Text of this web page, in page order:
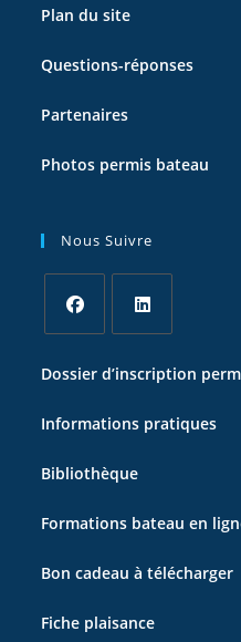
Plan du site
Questions-réponses
Partenaires
Photos permis bateau
Nous Suivre
dans
nouvel
dans
nouvel
Dossier d’inscription
Informations pratiques
Bibliothèque
Formations bateau en
Bon cadeau à télécharger
Fiche plaisance